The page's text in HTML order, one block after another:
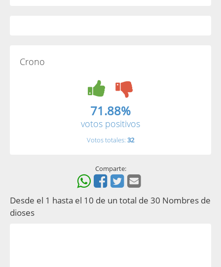
Crono
71.88%
votos positivos
Votos totales: 32
Comparte:
Desde el 1 hasta el 10 de un total de 30 Nombres de
dioses